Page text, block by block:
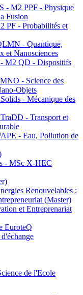
- M2 PPF - Physique
Fusion
PF - Probabilités et
- Quantique,
et Nanosciences
QD - Dispositifs
- Science des
Objets
- Mécanique des
- Transport et
- Eau, Pollution de
- MSc X-HEC
Renouvelables :
(Master)
et Entreprenariat
EuroteQ
de l'Ecole